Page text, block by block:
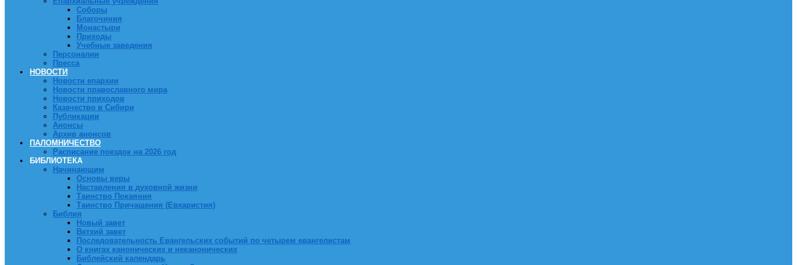
Соборы
Благочиния
Монастыри
Приходы
Учебные заведения
Персоналии
Пресса
НОВОСТИ
Новости епархии
Новости православного мира
Новости приходов
Казачество в Сибири
Публикации
Анонсы
Архив анонсов
ПАЛОМНИЧЕСТВО
Расписание поездок на 2026 год
БИБЛИОТЕКА
Начинающим
Основы веры
Наставления в духовной жизни
Таинство Покаяния
Таинство Причащения (Евхаристия)
Библия
Новый завет
Ветхий завет
Последовательность Евангельских событий по четырем евангелистам
О книгах канонических и неканонических
Библейский календарь